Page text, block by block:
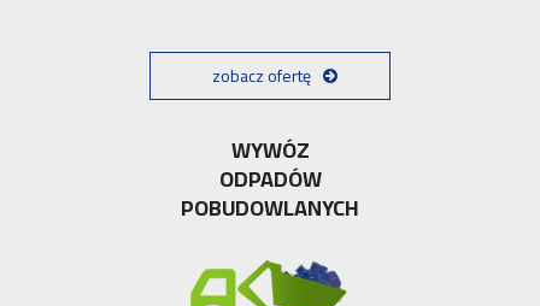
zobacz ofertę
WYWÓZ
ODPADÓW
POBUDOWLANYCH